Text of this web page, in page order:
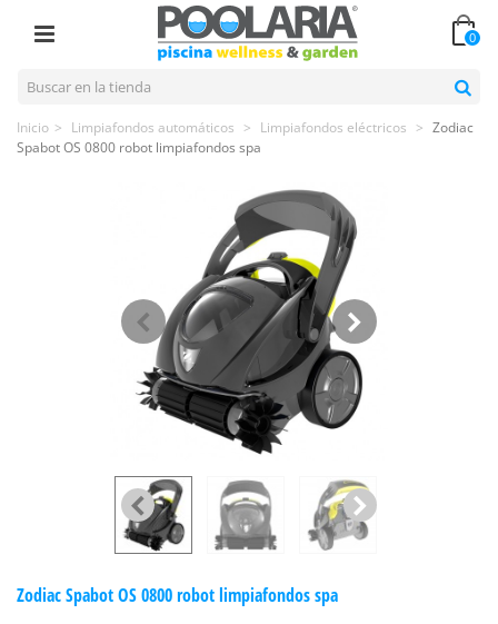
0
Inicio > Limpiafondos automáticos > Limpiafondos eléctricos > Zodiac
Spabot OS 0800 robot limpiafondos spa
Zodiac Spabot OS 0800 robot limpiafondos spa